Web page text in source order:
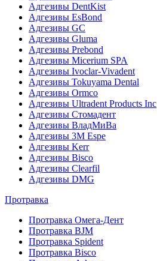
Адгезивы DentKist
Адгезивы EsBond
Адгезивы GC
Адгезивы Gluma
Адгезивы Prebond
Адгезивы Micerium SPA
Адгезивы Ivoclar-Vivadent
Адгезивы Tokuyama Dental
Адгезивы Ormco
Адгезивы Ultradent Products Inc
Адгезивы Стомадент
Адгезивы ВладМиВа
Адгезивы 3M Espe
Адгезивы Kerr
Адгезивы Bisco
Адгезивы Clearfil
Адгезивы DMG
Протравка
Протравка Омега-Дент
Протравка BJM
Протравка Spident
Протравка Bisco